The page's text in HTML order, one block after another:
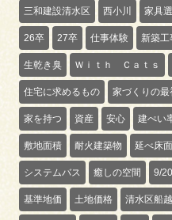
三和建設清水区 西小川 家具
26卒 27卒 仕事体験 新築工
生乾き臭 Ｗｉｔｈ Ｃａｔｓ
住宅に求めるもの 家づくりの最
家を持つ 資産 安心 建ぺい
敷地面積 耐火建築物 延べ床
システムバス 癒しの空間 9/
基準地価 土地価格 清水区船越